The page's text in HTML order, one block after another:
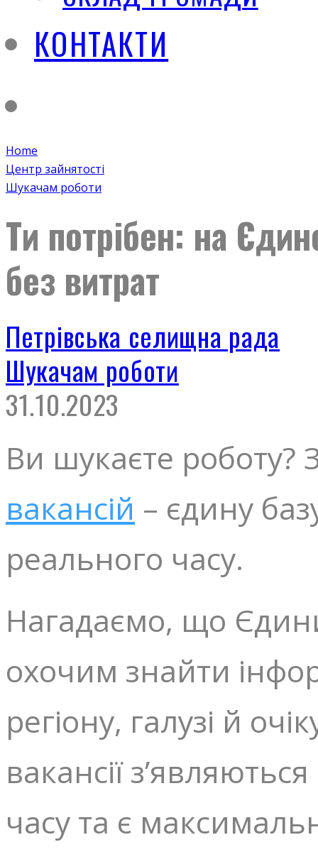
КОНТАКТИ
Home
Центр зайнятості
Шукачам роботи
Ти потрібен: на
без витрат
Петрівська селищна рада
Шукачам роботи
31.10.2023
Ви шукаєте роботу?
вакансій – єдину
реального часу.
Нагадаємо, що
охочим знайти
регіону, галузі й
вакансії
часу та є